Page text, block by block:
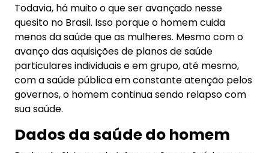
Todavia, há muito o que ser avançado nesse
quesito no Brasil. Isso porque o homem cuida
menos da saúde que as mulheres. Mesmo com o
avanço das aquisições de planos de saúde
particulares individuais e em grupo, até mesmo,
com a saúde pública em constante atenção pelos
governos, o homem continua sendo relapso com
sua saúde.
Dados da saúde do homem